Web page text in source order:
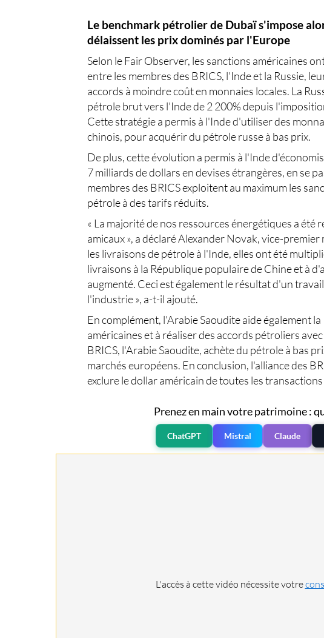
Le benchmark pétrolier de Dubaï s'impose
délaissent les prix dominés par l'Europe
Selon le Fair Observer, les sanctions américaines
entre les membres des BRICS, l'Inde et la Russie,
accords à moindre coût en monnaies locales. La
pétrole brut vers l'Inde de 2 200% depuis
Cette stratégie a permis à l'Inde d'utiliser des
chinois, pour acquérir du pétrole russe à bas prix.
De plus, cette évolution a permis à l'Inde
7 milliards de dollars en devises étrangères, en se
membres des BRICS exploitent au maximum les
pétrole à des tarifs réduits.
« La majorité de nos ressources énergétiques a été
amicaux », a déclaré Alexander Novak, vice-
les livraisons de pétrole à l'Inde, elles ont été
livraisons à la République populaire de Chine et à
augmenté. Ceci est également le résultat d'un
l'industrie », a-t-il ajouté.
En complément, l'Arabie Saoudite aide également
américaines et à réaliser des accords pétroliers
BRICS, l'Arabie Saoudite, achète du pétrole à bas
marchés européens. En conclusion, l'alliance des
exclure le dollar américain de toutes les
Prenez en main votre patrimoine :
ChatGPT Mistral Claude
L'accès à cette vidéo nécessite votre